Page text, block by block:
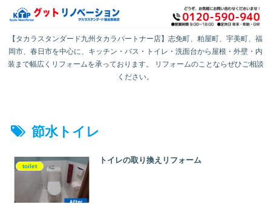
【タカラスタンダード九州タカラパートナー店】志免町、粕屋町、宇美町、福
岡市、春日市を中心に、キッチン・バス・トイレ・洗面台から屋根・外壁・内
装まで幅広くリフォームを承っております。 リフォームのことならぜひご相談
ください。
節水トイレ
toilet
トイレの取り換えリフォーム